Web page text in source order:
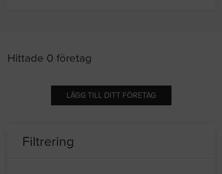
Hittade 0 företag
LÄGG TILL DITT FÖRETAG
Filtrering